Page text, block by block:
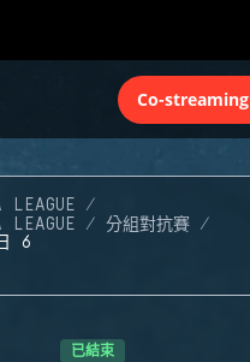
Co-streaming
LEAGUE
LEAGUE
分組對抗賽
6
已結束